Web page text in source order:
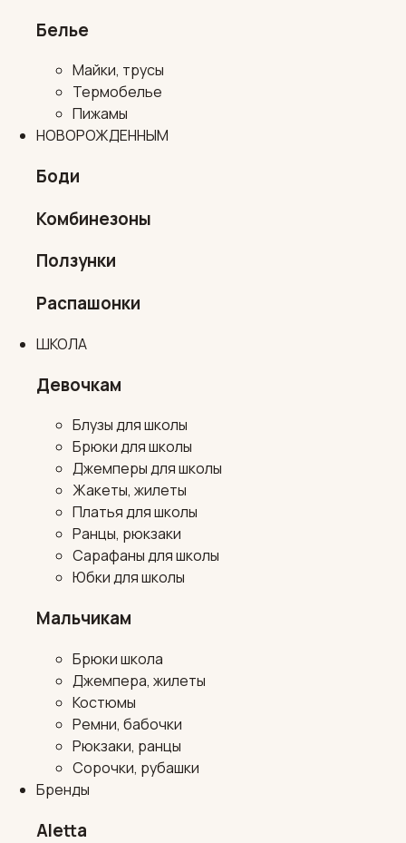
Белье
Майки, трусы
Термобелье
Пижамы
НОВОРОЖДЕННЫМ
Боди
Комбинезоны
Ползунки
Распашонки
ШКОЛА
Девочкам
Блузы для школы
Брюки для школы
Джемперы для школы
Жакеты, жилеты
Платья для школы
Ранцы, рюкзаки
Сарафаны для школы
Юбки для школы
Мальчикам
Брюки школа
Джемпера, жилеты
Костюмы
Ремни, бабочки
Рюкзаки, ранцы
Сорочки, рубашки
Бренды
Aletta